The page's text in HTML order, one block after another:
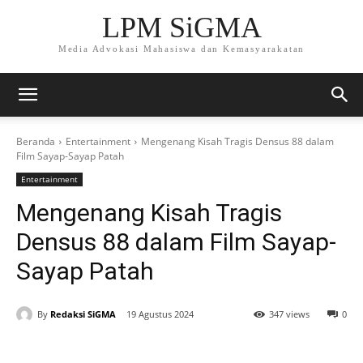
LPM SiGMA
Media Advokasi Mahasiswa dan Kemasyarakatan
Beranda Entertainment
Mengenang Kisah Tragis Densus 88 dalam
Film Sayap-Sayap Patah
Entertainment
Mengenang Kisah Tragis
Densus 88 dalam Film Sayap-
Sayap Patah
By Redaksi SiGMA 19 Agustus 2024 0
347 views